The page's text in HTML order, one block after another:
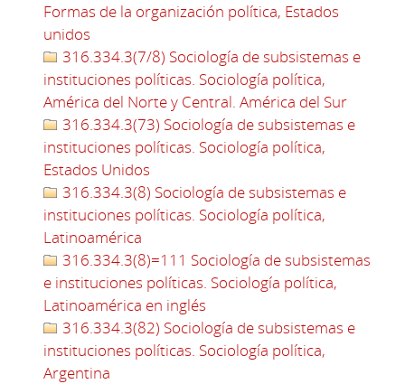
Formas de la organización política, Estados
unidos
316.334.3(7/8) Sociología de subsistemas e
instituciones políticas. Sociología política,
América del Norte y Central. América del Sur
316.334.3(73) Sociología de subsistemas e
instituciones políticas. Sociología política,
Estados Unidos
316.334.3(8) Sociología de subsistemas e
instituciones políticas. Sociología política,
Latinoamérica
316.334.3(8)=111 Sociología de subsistemas
e instituciones políticas. Sociología política,
Latinoamérica en inglés
316.334.3(82) Sociología de subsistemas e
instituciones políticas. Sociología política,
Argentina